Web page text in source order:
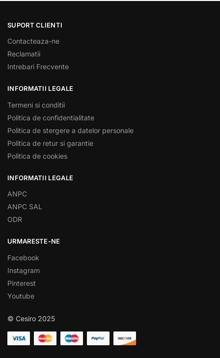
SUPORT CLIENTI
Contacteaza-ne
Reclamatii
Intrebari Frecvente
INFORMATII LEGALE
Termeni si conditii
Politica de confidentialitate
Politica de stergere a datelor personale
Politica de retur si garantie
Politica de cookies
INFORMATII LEGALE
ANPC
ANPC SAL
ODR
URMARESTE-NE
Facebook
Instagram
Pinterest
Youtube
© Cesiro 2025